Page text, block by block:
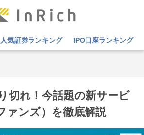
人気証券ランキング IPO口座ランキング
切れ！今話題の新サービ
ンズ）を徹底解説